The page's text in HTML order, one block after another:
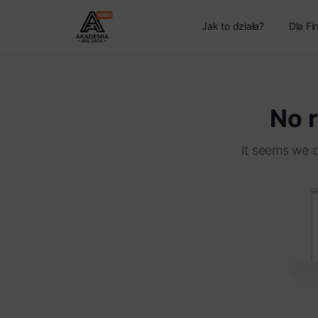
Jak to działa? Dla
No
It seems we